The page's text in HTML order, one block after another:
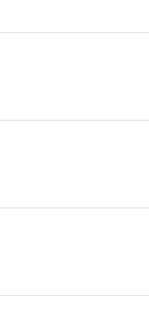
یا قارچ یا اگزما
می‌گردد که باعث
مانند آکنه و
راستلی باعث
می‌شود.
روش برای داشتن